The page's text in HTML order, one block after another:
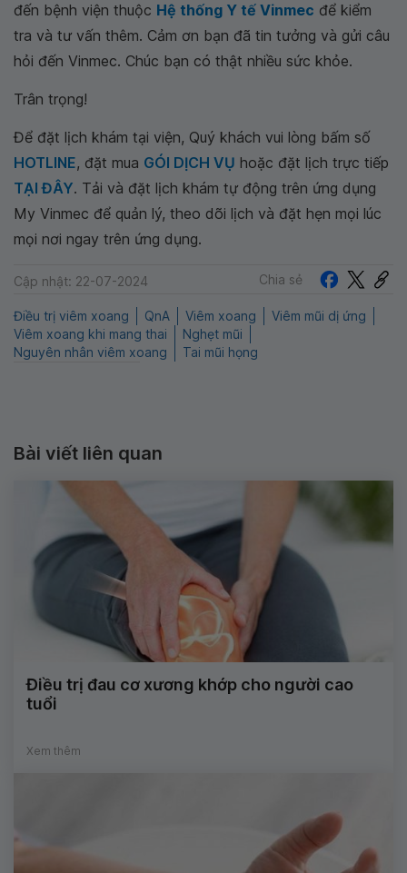
đến bệnh viện thuộc Hệ thống Y tế Vinmec để kiểm
tra và tư vấn thêm. Cảm ơn bạn đã tin tưởng và gửi câu
hỏi đến Vinmec. Chúc bạn có thật nhiều sức khỏe.
Trân trọng!
Để đặt lịch khám tại viện, Quý khách vui lòng bấm số
HOTLINE, đặt mua GÓI DỊCH VỤ hoặc đặt lịch trực tiếp
TẠI ĐÂY. Tải và đặt lịch khám tự động trên ứng dụng
My Vinmec để quản lý, theo dõi lịch và đặt hẹn mọi lúc
mọi nơi ngay trên ứng dụng.
Cập nhật: 22-07-2024 Chia sẻ
Điều trị viêm xoang QnA Viêm xoang
Viêm mũi dị ứng
Viêm xoang khi mang thai
Nghẹt mũi
Nguyên nhân viêm xoang
Tai mũi họng
Bài viết liên quan
Điều trị đau cơ xương khớp cho người cao
tuổi
Xem thêm